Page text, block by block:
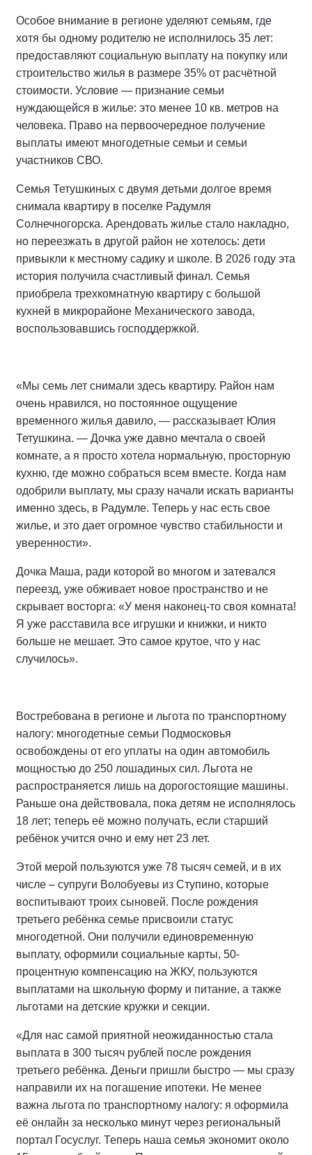
Особое внимание в регионе уделяют семьям, где
хотя бы одному родителю не исполнилось 35 лет:
предоставляют социальную выплату на покупку или
строительство жилья в размере 35% от расчётной
стоимости. Условие — признание семьи
нуждающейся в жилье: это менее 10 кв. метров на
человека. Право на первоочередное получение
выплаты имеют многодетные семьи и семьи
участников СВО.
Семья Тетушкиных с двумя детьми долгое время
снимала квартиру в поселке Радумля
Солнечногорска. Арендовать жилье стало накладно,
но переезжать в другой район не хотелось: дети
привыкли к местному садику и школе. В 2026 году эта
история получила счастливый финал. Семья
приобрела трехкомнатную квартиру с большой
кухней в микрорайоне Механического завода,
воспользовавшись господдержкой.
«Мы семь лет снимали здесь квартиру. Район нам
очень нравился, но постоянное ощущение
временного жилья давило, — рассказывает Юлия
Тетушкина. — Дочка уже давно мечтала о своей
комнате, а я просто хотела нормальную, просторную
кухню, где можно собраться всем вместе. Когда нам
одобрили выплату, мы сразу начали искать варианты
именно здесь, в Радумле. Теперь у нас есть свое
жилье, и это дает огромное чувство стабильности и
уверенности».
Дочка Маша, ради которой во многом и затевался
переезд, уже обживает новое пространство и не
скрывает восторга: «У меня наконец-то своя комната!
Я уже расставила все игрушки и книжки, и никто
больше не мешает. Это самое крутое, что у нас
случилось».
Востребована в регионе и льгота по транспортному
налогу: многодетные семьи Подмосковья
освобождены от его уплаты на один автомобиль
мощностью до 250 лошадиных сил. Льгота не
распространяется лишь на дорогостоящие машины.
Раньше она действовала, пока детям не исполнялось
18 лет; теперь её можно получать, если старший
ребёнок учится очно и ему нет 23 лет.
Этой мерой пользуются уже 78 тысяч семей, и в их
числе – супруги Волобуевы из Ступино, которые
воспитывают троих сыновей. После рождения
третьего ребёнка семье присвоили статус
многодетной. Они получили единовременную
выплату, оформили социальные карты, 50-
процентную компенсацию на ЖКУ, пользуются
выплатами на школьную форму и питание, а также
льготами на детские кружки и секции.
«Для нас самой приятной неожиданностью стала
выплата в 300 тысяч рублей после рождения
третьего ребёнка. Деньги пришли быстро — мы сразу
направили их на погашение ипотеки. Не менее
важна льгота по транспортному налогу: я оформила
её онлайн за несколько минут через региональный
портал Госуслуг. Теперь наша семья экономит около